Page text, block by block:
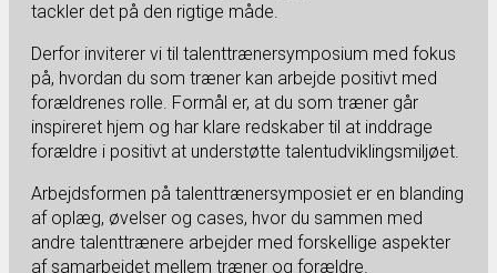
tackler det på den rigtige måde.
Derfor inviterer vi til talenttrænersymposium med fokus
på, hvordan du som træner kan arbejde positivt med
forældrenes rolle. Formål er, at du som træner går
inspireret hjem og har klare redskaber til at inddrage
forældre i positivt at understøtte talentudviklingsmiljøet.
Arbejdsformen på talenttrænersymposiet er en blanding
af oplæg, øvelser og cases, hvor du sammen med
andre talenttrænere arbejder med forskellige aspekter
af samarbejdet mellem træner og forældre.